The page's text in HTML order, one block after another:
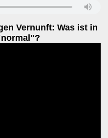
Vernunft: Was ist in